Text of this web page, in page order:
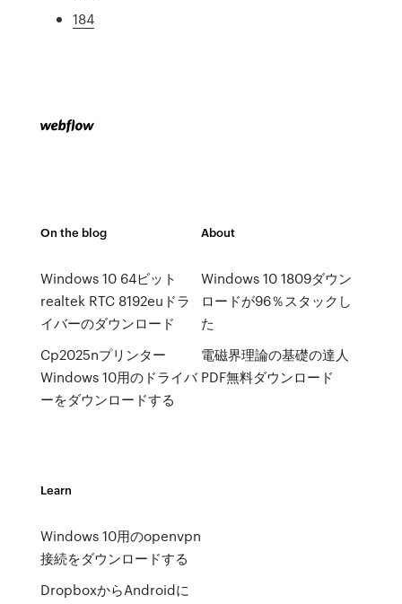
184
On the blog
Windows 10 64ビット
realtek RTC 8192euドラ
イバーのダウンロード
Cp2025nプリンター
Windows 10用のドライバ
ーをダウンロードする
About
Windows 10 1809ダウン
ロードが96％スタックし
た
電磁界理論の基礎の達人
PDF無料ダウンロード
Learn
Windows 10用のopenvpn
接続をダウンロードする
DropboxからAndroidに